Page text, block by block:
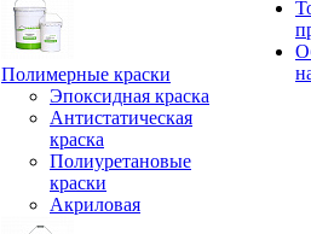
Полимерные краски
Эпоксидная краска
Антистатическая
краска
Полиуретановые
краски
Акриловая